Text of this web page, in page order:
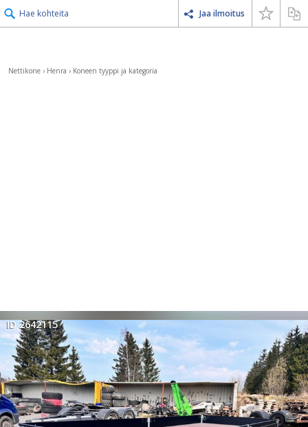
Hae kohteita Jaa ilmoitus
Nettikone › Henra › Koneen tyyppi ja kategoria
ID 2642115